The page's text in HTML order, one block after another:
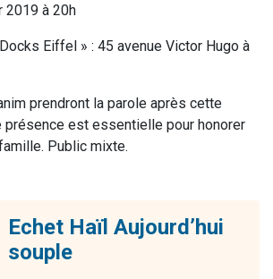
2019 à 20h
Eiffel » : 45 avenue Victor Hugo à
prendront la parole après cette
présence est essentielle pour honorer
Public mixte.
Echet Haïl Aujourd’hui
souple